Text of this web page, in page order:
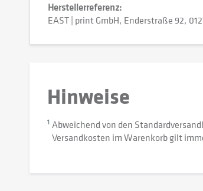
Herstellerreferenz:
EAST | print GmbH Enderstraße 92
Hinweise
1 Abweichend von den
Versandkosten im Warenkorb gilt